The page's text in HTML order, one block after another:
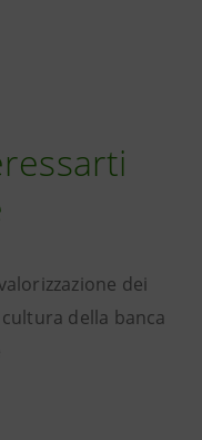
dei
della banca